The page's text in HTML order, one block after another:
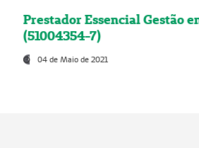
Prestador Essencial Gestão
(51004354-7)
04 de Maio de 2021